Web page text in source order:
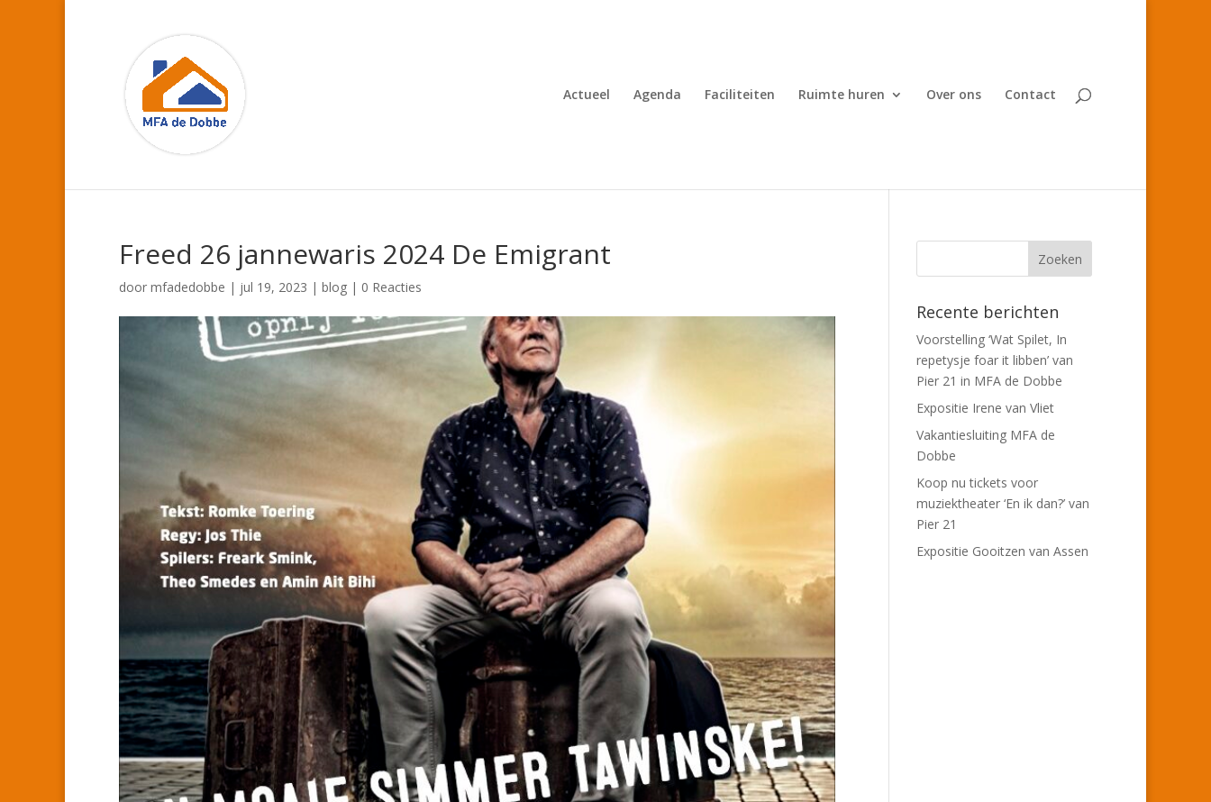
Actueel Agenda Faciliteiten Ruimte huren Over ons Contact
Freed 26 jannewaris 2024 De Emigrant
door mfadedobbe | jul 19, 2023 | blog | 0 Reacties
Recente berichten
Voorstelling ‘Wat Spilet, In
repetysje foar it libben’ van
Pier 21 in MFA de Dobbe
Expositie Irene van Vliet
Vakantiesluiting MFA de
Dobbe
Koop nu tickets voor
muziektheater ‘En ik dan?’ van
Pier 21
Expositie Gooitzen van Assen